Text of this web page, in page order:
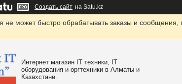
Создать сайт на Satu.kz
не может быстро обрабатывать заказы и
Интернет магазин IT техники, IT
оборудования и оргтехники в Алматы и
Казахстане.